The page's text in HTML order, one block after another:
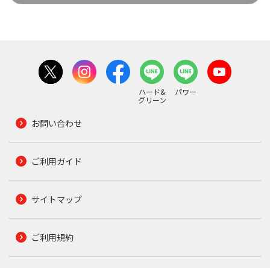
ハード&
グリーン
パワー
お問い合わせ
ご利用ガイド
サイトマップ
ご利用規約